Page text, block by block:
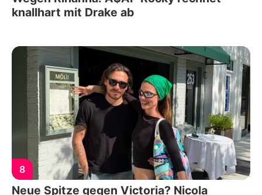
knallhart mit Drake ab
8
Neue Spitze gegen Victoria? Nicola